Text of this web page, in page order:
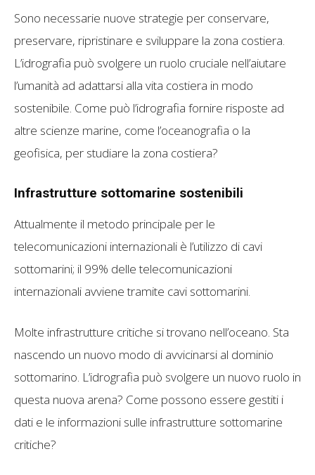
Sono necessarie nuove strategie per conservare,
preservare, ripristinare e sviluppare la zona costiera.
L’idrografia può svolgere un ruolo cruciale nell’aiutare
l’umanità ad adattarsi alla vita costiera in modo
sostenibile. Come può l’idrografia fornire risposte ad
altre scienze marine, come l’oceanografia o la
geofisica, per studiare la zona costiera?
Infrastrutture sottomarine sostenibili
Attualmente il metodo principale per le
telecomunicazioni internazionali è l’utilizzo di cavi
sottomarini; il 99% delle telecomunicazioni
internazionali avviene tramite cavi sottomarini.
Molte infrastrutture critiche si trovano nell’oceano. Sta
nascendo un nuovo modo di avvicinarsi al dominio
sottomarino. L’idrografia può svolgere un nuovo ruolo in
questa nuova arena? Come possono essere gestiti i
dati e le informazioni sulle infrastrutture sottomarine
critiche?